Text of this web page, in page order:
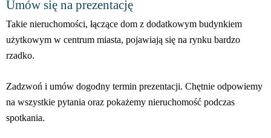
Umów się na prezentację
Takie nieruchomości, łączące dom z dodatkowym budynkiem
użytkowym w centrum miasta, pojawiają się na rynku bardzo
rzadko.
Zadzwoń i umów dogodny termin prezentacji. Chętnie odpowiemy
na wszystkie pytania oraz pokażemy nieruchomość podczas
spotkania.